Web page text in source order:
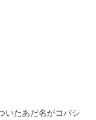
たあだ名がコバシ